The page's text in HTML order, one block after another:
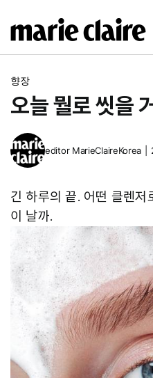
텐
향장
오늘 뭘로 씻을
editor MarieClaireKorea
긴 하루의 끝. 어떤 클렌
이 날까.